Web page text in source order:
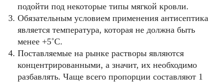
подойти под некоторые типы мягкой кровли.
Обязательным условием применения антисептика
является температура, которая не должна быть
менее +5˚С.
Поставляемые на рынке растворы являются
концентрированными, а значит, их необходимо
разбавлять. Чаще всего пропорции составляют 1